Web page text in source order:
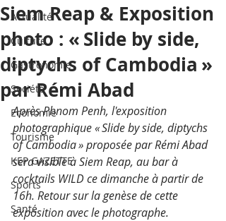
Actualité
Culture
Gastronomie
Société
Economie
Tourisme
KEP GAZETTE
Sports
Santé
Siem Reap & Exposition
photo : « Slide by side,
diptychs of Cambodia »
par Rémi Abad
Après Phnom Penh, l'exposition
photographique « Slide by side, diptychs
of Cambodia » proposée par Rémi Abad
sera visible à Siem Reap, au bar à
cocktails WILD ce dimanche à partir de
16h. Retour sur la genèse de cette
exposition avec le photographe.